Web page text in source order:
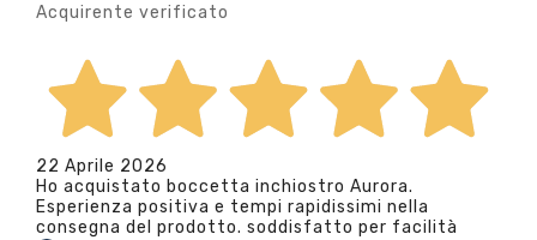
Acquirente verificato
22 Aprile 2026
Ho acquistato boccetta inchiostro Aurora.
Esperienza positiva e tempi rapidissimi nella
consegna del prodotto. soddisfatto per facilità